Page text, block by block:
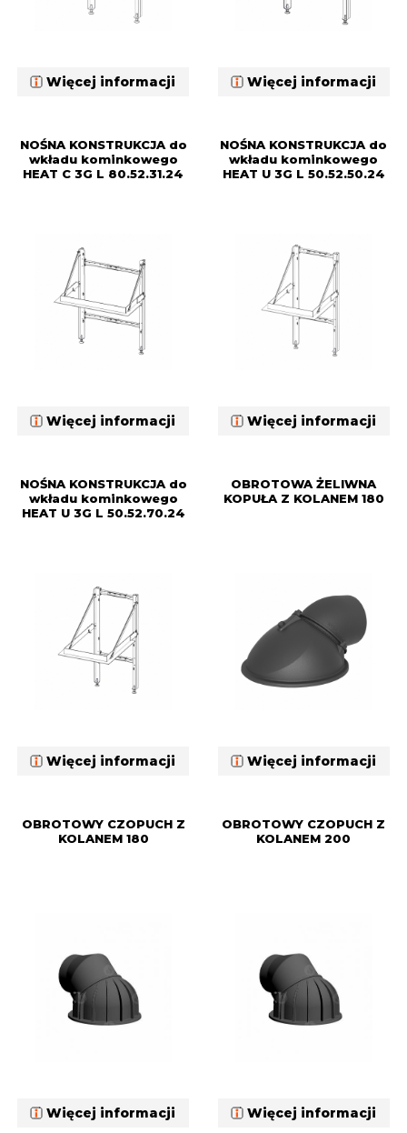
Więcej informacji Więcej informacji
NOŚNA KONSTRUKCJA do
wkładu kominkowego
HEAT C 3G L 80.52.31.24
Więcej informacji
NOŚNA KONSTRUKCJA do
wkładu kominkowego
HEAT U 3G L 50.52.50.24
Więcej informacji
NOŚNA KONSTRUKCJA do
wkładu kominkowego
HEAT U 3G L 50.52.70.24
Więcej informacji
OBROTOWA ŻELIWNA
KOPUŁA Z KOLANEM 180
Więcej informacji
OBROTOWY CZOPUCH Z
KOLANEM 180
Więcej informacji
OBROTOWY CZOPUCH Z
KOLANEM 200
Więcej informacji